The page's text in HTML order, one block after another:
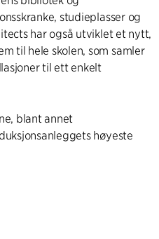
studieplasser og
har også utviklet et nytt,
til hele skolen, som samler
til ett enkelt
blant annet
høyeste